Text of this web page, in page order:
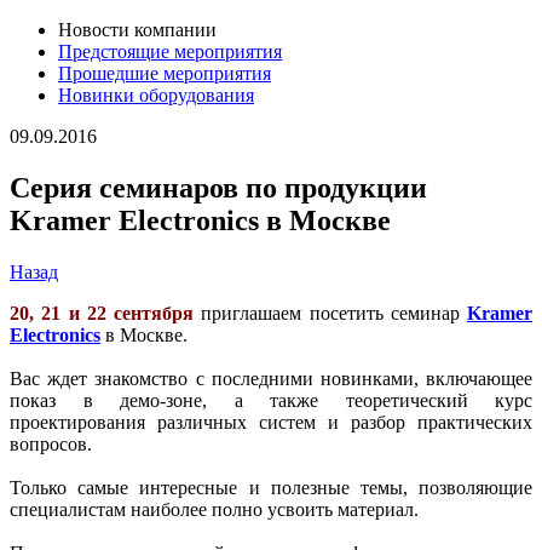
Новости компании
Предстоящие мероприятия
Прошедшие мероприятия
Новинки оборудования
09.09.2016
Серия семинаров по продукции
Kramer Electronics в Москве
Назад
20, 21 и 22 сентября приглашаем посетить семинар Kramer
Electronics в Москве.
Вас ждет знакомство с последними новинками, включающее
показ в демо-зоне, а также теоретический курс
проектирования различных систем и разбор практических
вопросов.
Только самые интересные и полезные темы, позволяющие
специалистам наиболее полно усвоить материал.